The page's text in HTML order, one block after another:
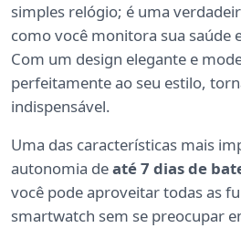
simples relógio; é uma
como você monitora sua saúde
Com um design elegante e
perfeitamente ao seu estilo,
indispensável.
Uma das características mais
autonomia deaté 7 dias de
você pode aproveitar todas as
smartwatch sem se preocupar